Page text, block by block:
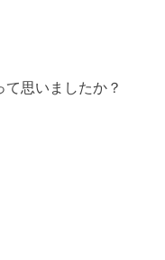
思いましたか？